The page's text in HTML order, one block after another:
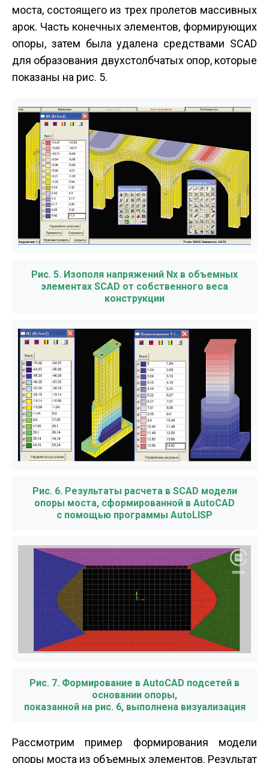
моста, состоящего из трех пролетов массивных
арок. Часть конечных элементов, формирующих
опоры, затем была удалена средствами SCAD
для образования двухстолбчатых опор, которые
показаны на рис. 5.
Рис. 5. Изополя напряжений Nx в объемных
элементах SCAD от собственного веса
конструкции
Рис. 6. Результаты расчета в SCAD модели
опоры моста, сформированной в AutoCAD
с помощью программы AutoLISP
Рис. 7. Формирование в AutoCAD подсетей в
основании опоры,
показанной на рис. 6, выполнена визуализация
Рассмотрим пример формирования модели
опоры моста из объемных элементов. Результат